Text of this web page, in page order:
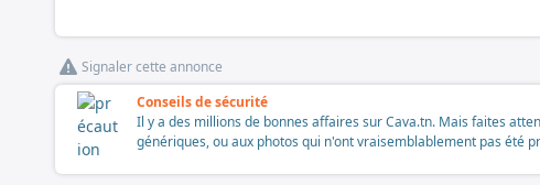
Signaler cette annonce
Conseils de sécurité
Il y a des millions de bonnes affaires sur Cava.tn. Mais faites
génériques, ou aux photos qui n'ont vraisemblablement pas été